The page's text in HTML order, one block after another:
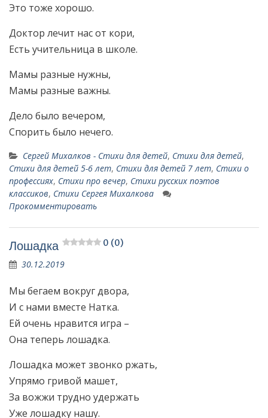
Это тоже хорошо.
Доктор лечит нас от кори,
Есть учительница в школе.
Мамы разные нужны,
Мамы разные важны.
Дело было вечером,
Спорить было нечего.
Сергей Михалков - Стихи для детей, Стихи для детей,
Стихи для детей 5-6 лет, Стихи для детей 7 лет, Стихи о
профессиях, Стихи про вечер, Стихи русских поэтов
классиков, Стихи Сергея Михалкова
Прокомментировать
Лошадка 0 (0)
30.12.2019
Мы бегаем вокруг двора,
И с нами вместе Натка.
Ей очень нравится игра –
Она теперь лошадка.
Лошадка может звонко ржать,
Упрямо гривой машет,
За вожжи трудно удержать
Уже лошадку нашу.